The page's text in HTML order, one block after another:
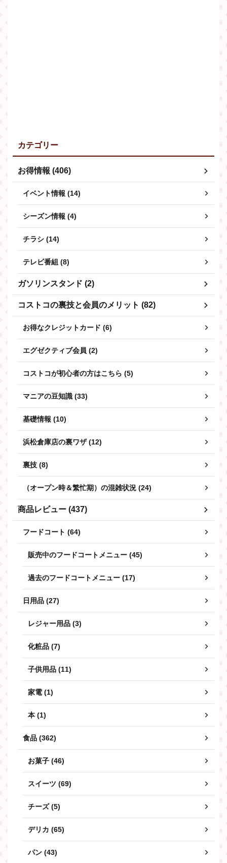
カテゴリー
お得情報 (406)
イベント情報 (14)
シーズン情報 (4)
チラシ (14)
テレビ番組 (8)
ガソリンスタンド (2)
コストコの裏技と会員のメリット (82)
お得なクレジットカード (6)
エグゼクティブ会員 (2)
コストコが初心者の方はこちら (5)
マニアの豆知識 (33)
基礎情報 (10)
浜松倉庫店の裏ワザ (12)
裏技 (8)
（オープン時＆繁忙期）の混雑状況 (24)
商品レビュー (437)
フードコート (64)
販売中のフードコートメニュー (45)
過去のフードコートメニュー (17)
日用品 (27)
レジャー用品 (3)
化粧品 (7)
子供用品 (11)
家電 (1)
本 (1)
食品 (362)
お菓子 (46)
スイーツ (69)
チーズ (5)
デリカ (65)
パン (43)